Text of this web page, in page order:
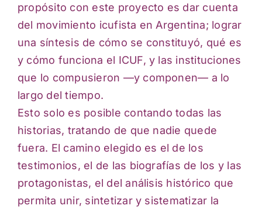
propósito con este proyecto es dar cuenta
del movimiento icufista en Argentina; lograr
una síntesis de cómo se constituyó, qué es
y cómo funciona el ICUF, y las instituciones
que lo compusieron —y componen— a lo
largo del tiempo.
Esto solo es posible contando todas las
historias, tratando de que nadie quede
fuera. El camino elegido es el de los
testimonios, el de las biografías de los y las
protagonistas, el del análisis histórico que
permita unir, sintetizar y sistematizar la